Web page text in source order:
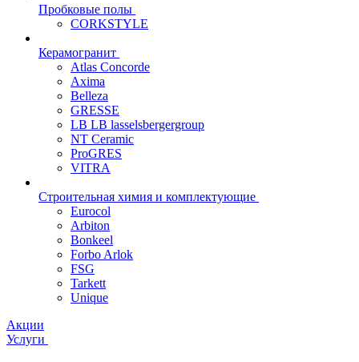
Пробковые полы
CORKSTYLE
Керамогранит
Atlas Concorde
Axima
Belleza
GRESSE
LB LB lasselsbergergroup
NT Ceramic
ProGRES
VITRA
Строительная химия и комплектующие
Eurocol
Arbiton
Bonkeel
Forbo Arlok
FSG
Tarkett
Unique
Акции
Услуги